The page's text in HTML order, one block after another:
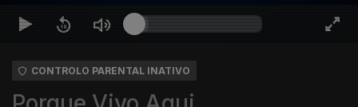
CONTROLO PARENTAL INATIVO